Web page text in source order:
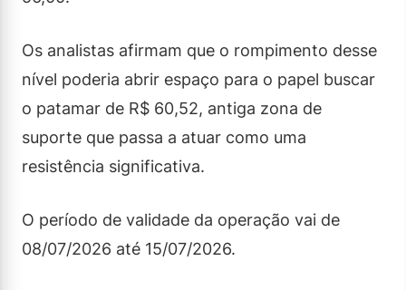
Os analistas afirmam que o rompimento desse
nível poderia abrir espaço para o papel buscar
o patamar de R$ 60,52, antiga zona de
suporte que passa a atuar como uma
resistência significativa.
O período de validade da operação vai de
08/07/2026 até 15/07/2026.